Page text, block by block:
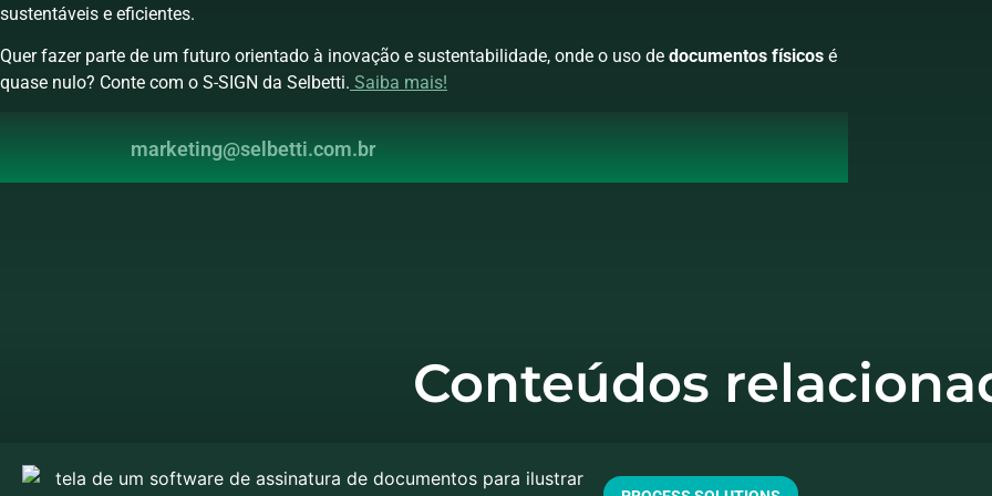
sustentáveis e eficientes.
Quer fazer parte de um futuro orientado à inovação e sustentabilidade, onde o uso de documentos físicos é
quase nulo? Conte com o S-SIGN da Selbetti. Saiba mais!
marketing@selbetti.com.br
Conteúdos